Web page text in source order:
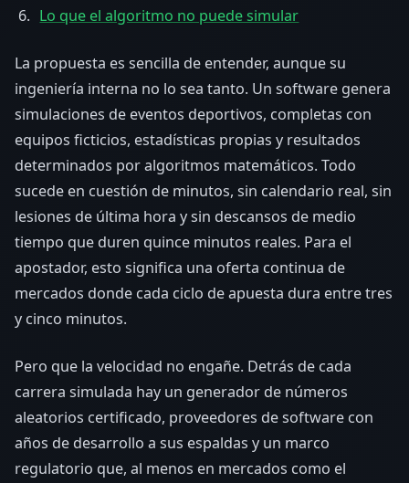
Lo que el algoritmo no puede simular
La propuesta es sencilla de entender, aunque su
ingeniería interna no lo sea tanto. Un software genera
simulaciones de eventos deportivos, completas con
equipos ficticios, estadísticas propias y resultados
determinados por algoritmos matemáticos. Todo
sucede en cuestión de minutos, sin calendario real, sin
lesiones de última hora y sin descansos de medio
tiempo que duren quince minutos reales. Para el
apostador, esto significa una oferta continua de
mercados donde cada ciclo de apuesta dura entre tres
y cinco minutos.
Pero que la velocidad no engañe. Detrás de cada
carrera simulada hay un generador de números
aleatorios certificado, proveedores de software con
años de desarrollo a sus espaldas y un marco
regulatorio que, al menos en mercados como el